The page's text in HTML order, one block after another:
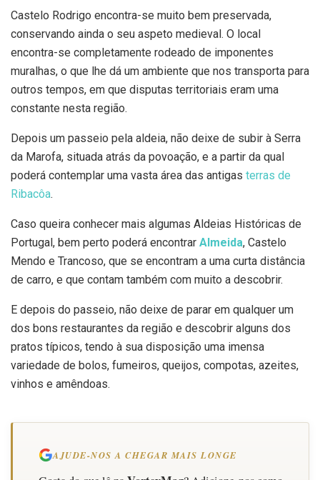
Castelo Rodrigo encontra-se muito bem preservada,
conservando ainda o seu aspeto medieval. O local
encontra-se completamente rodeado de imponentes
muralhas, o que lhe dá um ambiente que nos transporta para
outros tempos, em que disputas territoriais eram uma
constante nesta região.
Depois um passeio pela aldeia, não deixe de subir à Serra
da Marofa, situada atrás da povoação, e a partir da qual
poderá contemplar uma vasta área das antigas terras de
Ribacôa.
Caso queira conhecer mais algumas Aldeias Históricas de
Portugal, bem perto poderá encontrar Almeida, Castelo
Mendo e Trancoso, que se encontram a uma curta distância
de carro, e que contam também com muito a descobrir.
E depois do passeio, não deixe de parar em qualquer um
dos bons restaurantes da região e descobrir alguns dos
pratos típicos, tendo à sua disposição uma imensa
variedade de bolos, fumeiros, queijos, compotas, azeites,
vinhos e amêndoas.
AJUDE-NOS A CHEGAR MAIS LONGE